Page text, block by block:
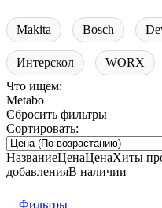
Makita Bosch
Интерскол
WORX
Что ищем:
Metabo
Сбросить фильтры
Сортировать:
НазваниеЦенаЦенаХиты
добавленияВ наличии
Фильтры